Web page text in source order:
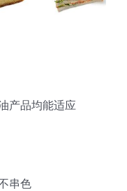
产品均能适应
串色